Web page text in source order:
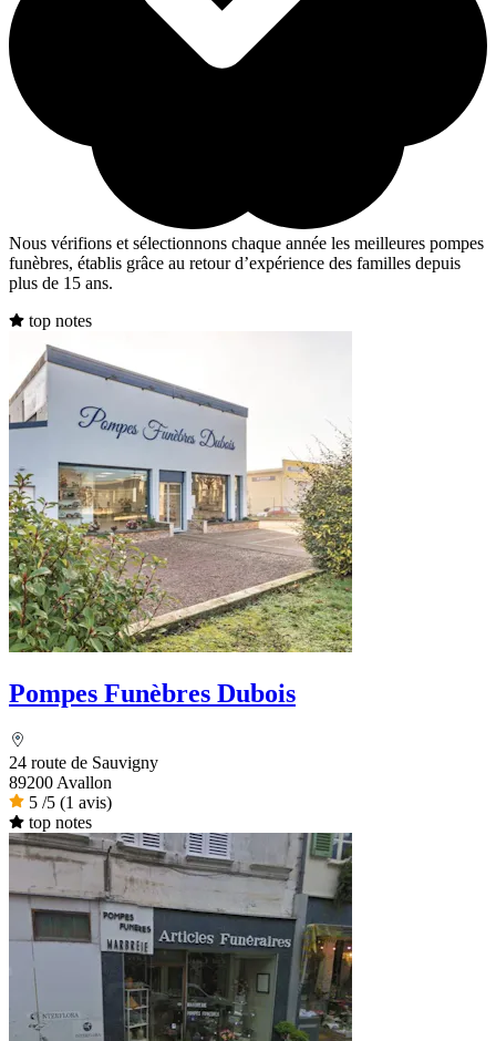
Nous vérifions et sélectionnons chaque année les meilleures pompes
funèbres, établis grâce au retour d’expérience des familles depuis
plus de 15 ans.
top notes
Pompes Funèbres Dubois
24 route de Sauvigny
89200 Avallon
5 /5 (1 avis)
top notes